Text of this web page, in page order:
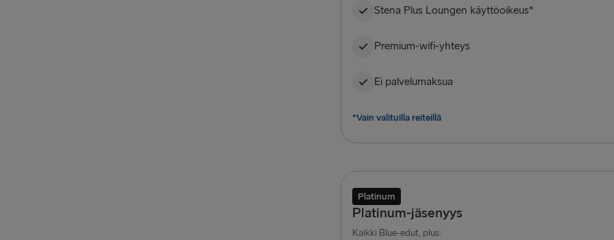
Stena Plus Loungen käyttöoikeus*
Premium-wifi-yhteys
Ei palvelumaksua
*Vain valituilla reiteillä
Platinum
Platinum-jäsenyys
Kaikki Blue-edut, plus: